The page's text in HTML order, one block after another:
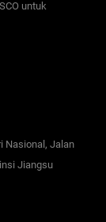
untuk
Nasional, Jalan
Jiangsu